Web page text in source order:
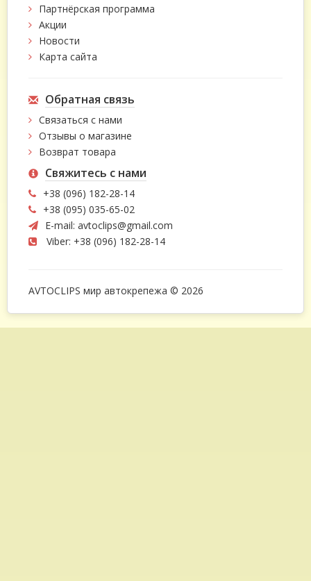
Партнёрская программа
Акции
Новости
Карта сайта
Обратная связь
Связаться с нами
Отзывы о магазине
Возврат товара
Свяжитесь с нами
+38 (096) 182-28-14
+38 (095) 035-65-02
E-mail: avtoclips@gmail.com
Viber: +38 (096) 182-28-14
AVTOCLIPS мир автокрепежа © 2026